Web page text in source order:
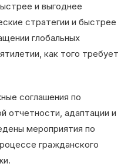
и выгоднее
стратегии и быстрее
глобальных
как того требует
соглашения по
отчетности, адаптации и
мероприятия по
гражданского